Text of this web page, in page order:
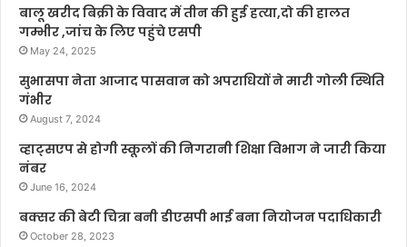
बालू खरीद बिक्री के विवाद में तीन की हुई हत्या,दो की हालत
गम्भीर ,जांच के लिए पहुंचे एसपी
May 24, 2025
सुभासपा नेता आजाद पासवान को अपराधियों ने मारी गोली स्थिति
गंभीर
August 7, 2024
व्हाट्सएप से होगी स्कूलों की निगरानी शिक्षा विभाग ने जारी किया
नंबर
June 16, 2024
बक्सर की बेटी चित्रा बनी डीएसपी भाई बना नियोजन पदाधिकारी
October 28, 2023